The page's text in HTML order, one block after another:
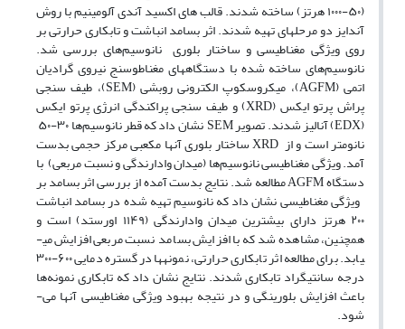
(۱۰۰۰-۵۰ هرتز) ساخته شدند. قالب های اکسید آندی آلومینیم با روش
آندایز دو مرحله­ای تهیه شدند. اثر بسامد انباشت و تابکاری حرارتی بر
روی ویژگی مغناطیسی و ساختار بلوری نانوسیم‌‌های بررسی شد.
نانوسیم‌‌های ساخته شده با دستگاه­های مغناطوسنج نیروی گرادیان
اتمی (AGFM)، میکروسکوپ الکترونی روبشی (SEM)، طیف­ سنجی
پراش پرتو ایکس (XRD) و طیف ­سنجی پراکندگی انرژی پرتو ایکس
(EDX) آنالیز شدند. تصویر SEM نشان داد که قطر نانوسیم‌
نانومتر است و از XRD ساختار بلوری آنها مکعبی مرکز حجمی بدست
آمد. ویژگی مغناطیسی نانوسیم‌ها (میدان وادارندگی و نسبت مربعی) با
دستگاه AGFM مطالعه شد. نتایج بدست آمده از بررسی اثر بسامد بر
ویژگی مغناطیسی نشان داد که نانوسیم تهیه شده در بسامد انباشت
۲۰۰ هرتز دارای بیشترین میدان وادارندگی (۱۱۴۹ اورستد) است و
همچنین، مشاهده شد که با افزایش بسامد نسبت مربعی افزایش می­
یابد. برای مطالعه اثر تابکاری حرارتی، نمونه­ها در گستره دمایی ۶۰۰-۳۰۰
درجه سانتیگراد تابکاری شدند. نتایج نشان داد که تابکاری نمونه‌ها
باعث افزایش بلورینگی و در نتیجه بهبود ویژگی مغناطیسی آنها می­
شود.